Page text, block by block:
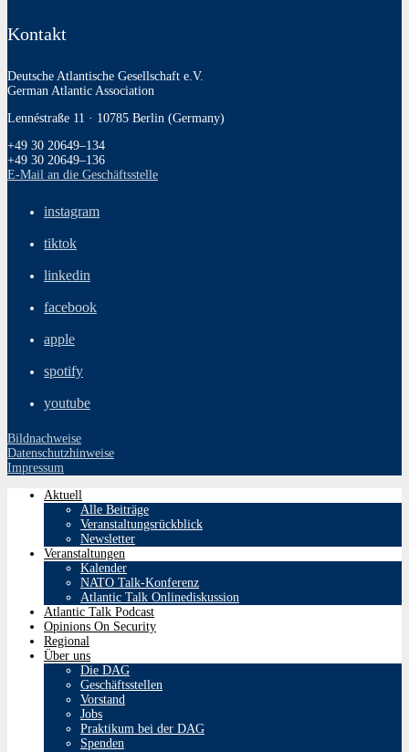
Kontakt
Deutsche Atlantische Gesellschaft e.V.
German Atlantic Association
Lennéstraße 11 · 10785 Berlin (Germany)
+49 30 20649–134
+49 30 20649–136
E‑Mail an die Geschäftsstelle
instagram
tiktok
linkedin
facebook
apple
spotify
youtube
Bildnachweise
Datenschutzhinweise
Impressum
Aktuell
Alle Beiträge
Veranstaltungsrückblick
Newsletter
Veranstaltungen
Kalender
NATO Talk-Konferenz
Atlantic Talk Onlinediskussion
Atlantic Talk Podcast
Opinions On Security
Regional
Über uns
Die DAG
Geschäftsstellen
Vorstand
Jobs
Praktikum bei der DAG
Spenden